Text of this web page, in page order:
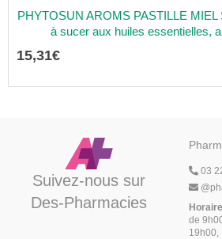
PHYTOSUN AROMS PASTILLE
à sucer aux huiles essentielles,
15,31€
Suivez-nous sur
Des-Pharmacies
03
@
de
19h00,